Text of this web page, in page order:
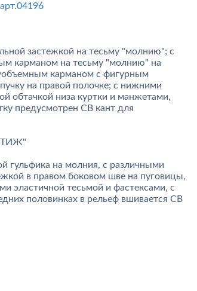
арт.04196
застежкой на тесьму "молнию"; с
карманом на тесьму "молнию" на
карманом с фигурным
на правой полочке; с нижними
обтачкой низа куртки и манжетами,
предусмотрен СВ кант для
гульфика на молния, с различными
в правом боковом шве на пуговицы,
эластичной тесьмой и фастексами, с
половинках в рельеф вшивается СВ